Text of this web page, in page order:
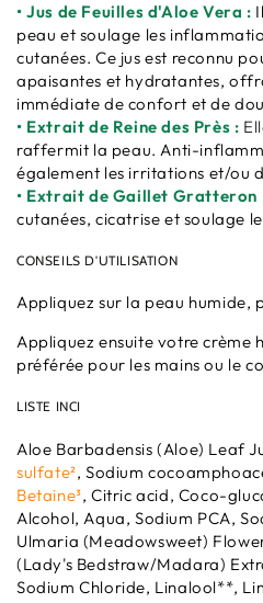
• Jus de Feuilles d'Aloe Vera :
peau et soulage les
cutanées. Ce jus est reconnu
apaisantes et hydratantes,
immédiate de confort et de
• Extrait de Reine des Près :
raffermit la peau. Anti-
également les irritations et/ou
• Extrait de Gaillet Gratteron
cutanées, cicatrise et soulage
CONSEILS D'UTILISATION
Appliquez sur la peau humide,
Appliquez ensuite votre crème
préférée pour les mains ou le
LISTE INCI
Aloe Barbadensis (Aloe) Leaf
sulfate², Sodium
Betaine³, Citric acid, Coco-
Alcohol, Aqua, Sodium PCA,
Ulmaria (Meadowsweet)
(Lady's Bedstraw/Madara)
Sodium Chloride, Linalool**,